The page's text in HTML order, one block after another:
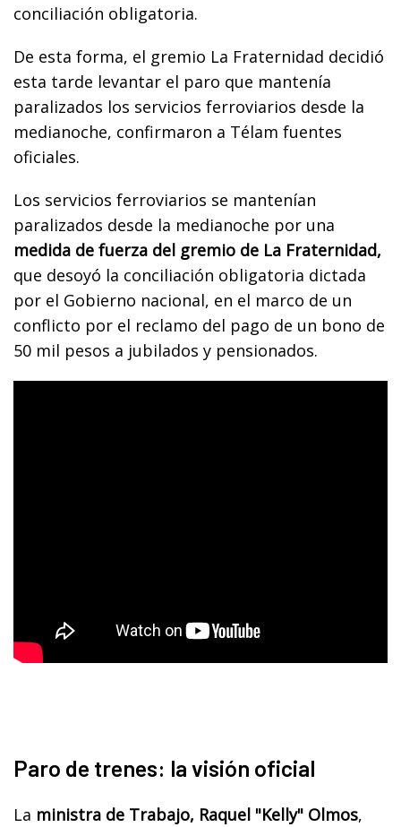
conciliación obligatoria.
De esta forma, el gremio La Fraternidad decidió
esta tarde levantar el paro que mantenía
paralizados los servicios ferroviarios desde la
medianoche, confirmaron a Télam fuentes
oficiales.
Los servicios ferroviarios se mantenían
paralizados desde la medianoche por una
medida de fuerza del gremio de La Fraternidad,
que desoyó la conciliación obligatoria dictada
por el Gobierno nacional, en el marco de un
conflicto por el reclamo del pago de un bono de
50 mil pesos a jubilados y pensionados.
Paro de trenes: la visión oficial
La ministra de Trabajo, Raquel "Kelly" Olmos,